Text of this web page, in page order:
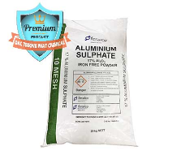
Phèn Nhôm – Al2(SO4)3 17%
Ấn Độ India